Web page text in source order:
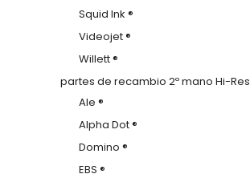
Squid Ink ®
Videojet ®
Willett ®
partes de recambio 2º mano Hi-Res
Ale ®
Alpha Dot ®
Domino ®
EBS ®